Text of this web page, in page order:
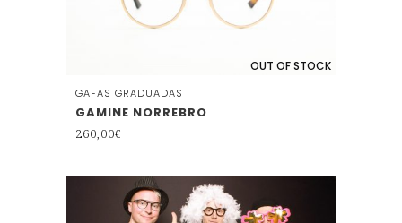
OUT OF STOCK
GAFAS GRADUADAS
GAMINE NORREBRO
260,00€